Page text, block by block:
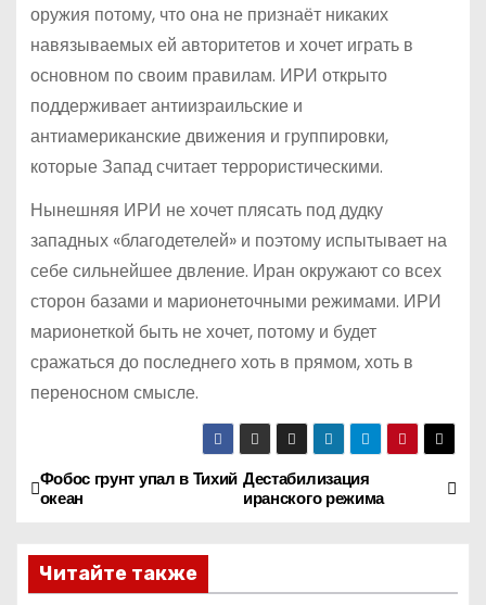
оружия потому, что она не признаёт никаких
навязываемых ей авторитетов и хочет играть в
основном по своим правилам. ИРИ открыто
поддерживает антиизраильские и
антиамериканские движения и группировки,
которые Запад считает террористическими.
Нынешняя ИРИ не хочет плясать под дудку
западных «благодетелей» и поэтому испытывает на
себе сильнейшее двление. Иран окружают со всех
сторон базами и марионеточными режимами. ИРИ
марионеткой быть не хочет, потому и будет
сражаться до последнего хоть в прямом, хоть в
переносном смысле.
Н
в
Дестабилизация
иранского режима
Фобос грунт упал в Тихий
океан
Читайте также